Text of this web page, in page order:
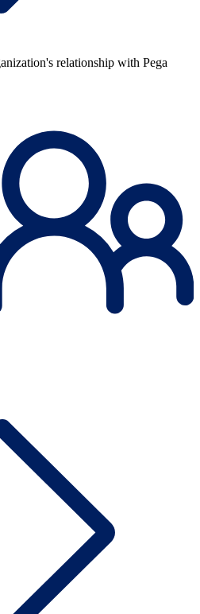
relationship with Pega